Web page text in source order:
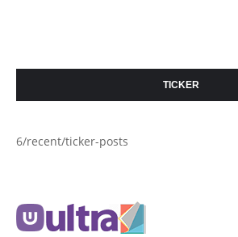
TICKER
6/recent/ticker-posts